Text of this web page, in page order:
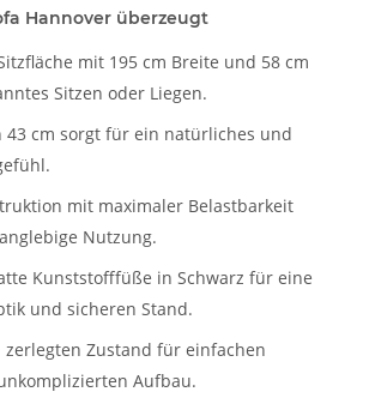
Hannover überzeugt
mit 195 cm Breite und 58 cm
Sitzen oder Liegen.
43 cm sorgt für ein natürliches und
mit maximaler Belastbarkeit
Nutzung.
Kunststofffüße in Schwarz für eine
und sicheren Stand.
zerlegten Zustand für einfachen
Aufbau.